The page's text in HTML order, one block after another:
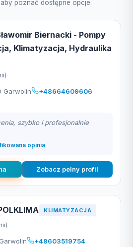
poznać dostępne opcje.
Biernacki - Pompy
Klimatyzacja, Hydraulika
Garwolin
+48664609606
szybko i profesjonalnie
opinia
Zobacz pelny profil
KLIMATYZACJA
+48603519754